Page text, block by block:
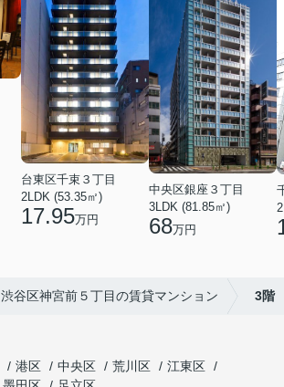
台東区千束３丁目
2LDK (53.35㎡)
17.95万円
中央区銀座３丁目
3LDK (81.85㎡)
68万円
渋谷区神宮前５丁目の賃貸マンション 3階
港区 中央区 荒川区
江東区